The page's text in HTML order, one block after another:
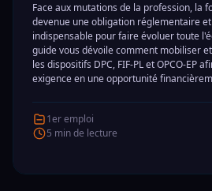
Face aux mutations de la profession, la
devenue une obligation réglementaire
indispensable pour faire évoluer toute
guide vous dévoile comment mobiliser
les dispositifs DPC, FIF-PL et OPCO-EP
exigence en une opportunité
1er emploi
5 min de lecture